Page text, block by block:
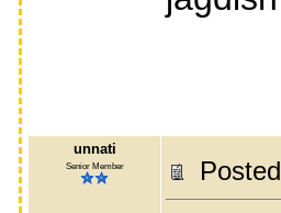
unnati
Senior Member